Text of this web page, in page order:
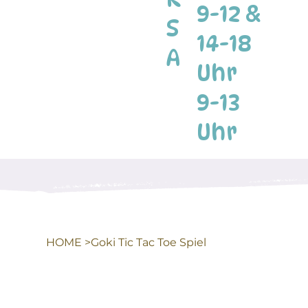
S
A
9-12 &
14-18
Uhr
9-13
Uhr
HOME >Goki Tic Tac Toe Spiel